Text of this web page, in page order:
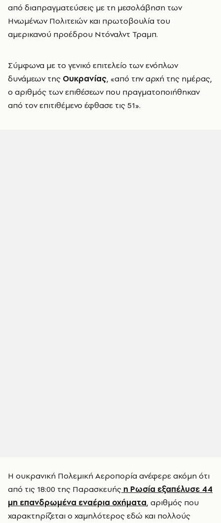
από διαπραγματεύσεις με τη μεσολάβηση των
Ηνωμένων Πολιτειών και πρωτοβουλία του
αμερικανού προέδρου Ντόναλντ Τραμπ.
Σύμφωνα με το γενικό επιτελείο των ενόπλων
δυνάμεων της Ουκρανίας, «από την αρχή της ημέρας,
ο αριθμός των επιθέσεων που πραγματοποιήθηκαν
από τον επιτιθέμενο έφθασε τις 51».
Η ουκρανική Πολεμική Αεροπορία ανέφερε ακόμη ότι
από τις 18:00 της Παρασκευής η Ρωσία εξαπέλυσε 44
μη επανδρωμένα εναέρια οχήματα, αριθμός που
χαρακτηρίζεται ο χαμηλότερος εδώ και πολλούς